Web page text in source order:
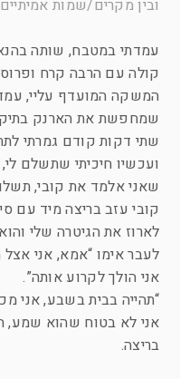
ובין מקרים/שמות
עמדתי במטבח, שותה
קולה עם הרבה קרח
המשקה המועדף עליי,
שמחפשת את הארנק
שתי דקות קודם גמרתי
ועכשיו חיכיתי שתשלם
שאני אלמד את קובי,
קובי עזב בריצה מיד עם
לארוז את הגיטרה שלי
לעבר אימו “אמא, אני
אני הולך לקרוע אותה”.
“תהייה בבית בשבע, אני
אני לא בטוח שהוא שמע,
בריצה.